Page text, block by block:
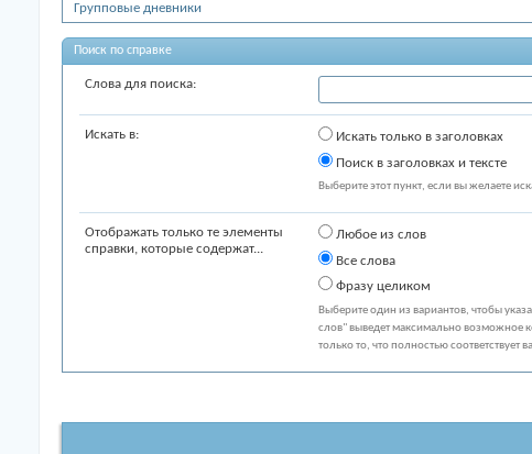
Групповые дневники
Поиск по справке
Слова для поиска:
Искать в:
Искать только в заголовках
Поиск в заголовках и тексте
Выберите этот пункт, если вы желаете
Отображать только те элементы
справки, которые содержат...
Любое из слов
Все слова
Фразу целиком
Выберите один из вариантов, чтобы
слов" выведет максимально возможное
только то, что полностью соответствует